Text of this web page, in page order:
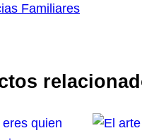
Familiares